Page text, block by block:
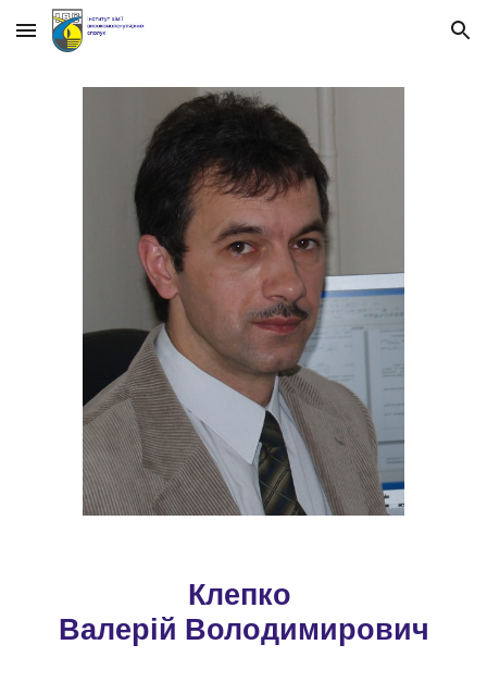
Skip to main content Skip to navigation
Клепко
Валерій Володимирович